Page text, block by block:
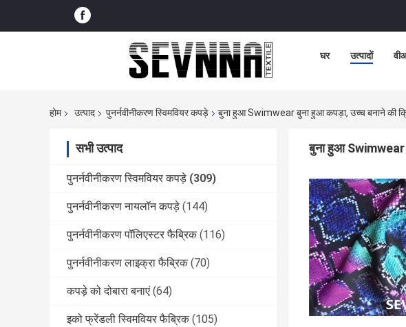
घर उत्पादों
होम उत्पाद पुनर्नवीनीकरण स्विमवियर कपड़े बुना हुआ Swimwear बुना हुआ कपड़ा, उच्च बनाने की
सभी उत्पाद
पुनर्नवीनीकरण स्विमवियर कपड़े (309)
पुनर्नवीनीकरण नायलॉन कपड़े (144)
पुनर्नवीनीकरण पॉलिएस्टर फैब्रिक (116)
पुनर्नवीनीकरण लाइक्रा फैब्रिक (70)
कपड़े को दोबारा बनाएं (64)
इको फ्रेंडली स्विमवियर फैब्रिक (105)
बुना हुआ Swimwear